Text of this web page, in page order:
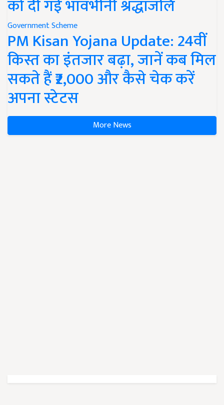
को दी गई भावभीनी श्रद्धांजलि
Government Scheme
PM Kisan Yojana Update: 24वीं
किस्त का इंतजार बढ़ा, जानें कब मिल
सकते हैं ₹2,000 और कैसे चेक करें
अपना स्टेटस
More News